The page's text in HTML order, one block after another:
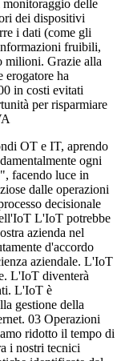
delle
dei dispositivi
i dati (come gli
fruibili,
milioni. Grazie alla
ha
in costi evitati
per risparmiare
OT e IT, aprendo
ogni
facendo luce in
dalle operazioni
decisionale
L'IoT potrebbe
azienda nel
d'accordo
aziendale. L'IoT
L'IoT diventerà
L'IoT è
gestione della
03 Operazioni
ridotto il tempo di
i nostri tecnici